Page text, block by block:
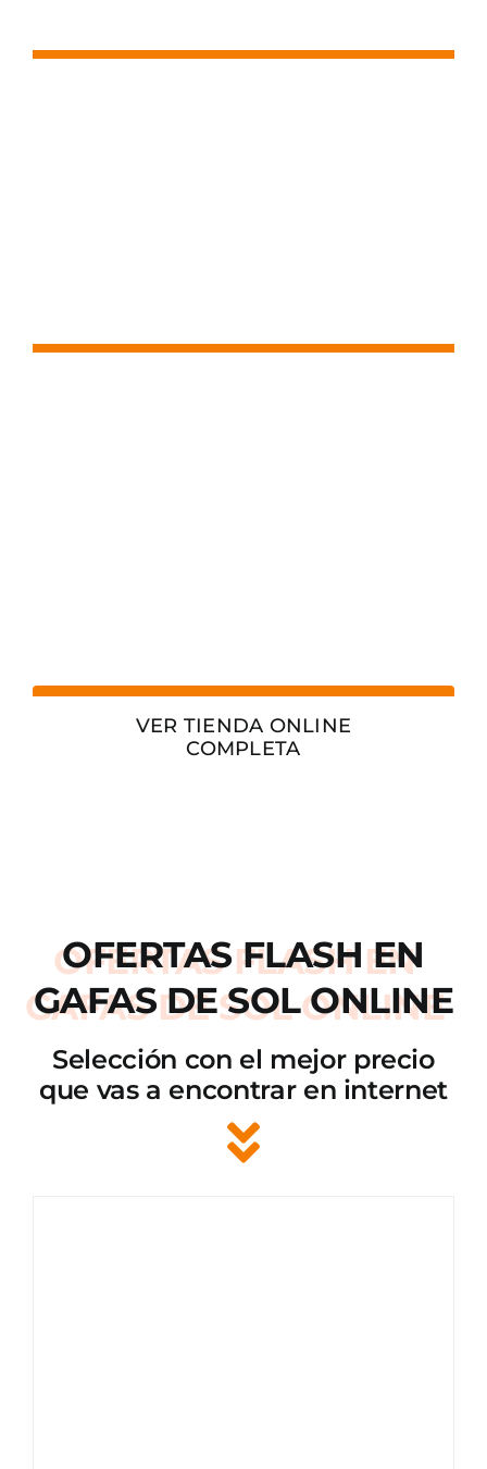
VER TIENDA ONLINE
COMPLETA
OFERTAS FLASH EN
GAFAS DE SOL ONLINE
Selección con el mejor precio
que vas a encontrar en internet